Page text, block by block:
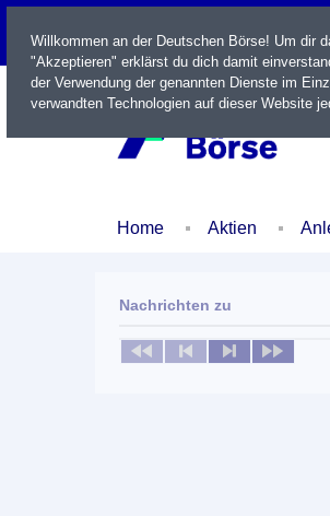
LIVE
Home Aktien
Nachrichten zu
Keine News verfügbar
Willkommen an der Deutschen Börse! Um dir
"Akzeptieren" erklärst du dich damit
der Verwendung der genannten Dienste im
verwandten Technologien auf dieser Website